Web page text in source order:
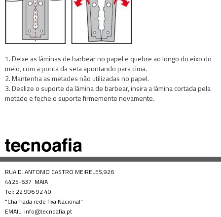
1. Deixe as lâminas de barbear no papel e quebre ao longo do eixo do
meio, com a ponta da seta apontando para cima.
2. Mantenha as metades não utilizadas no papel.
3. Deslize o suporte da lâmina de barbear, insira a lâmina cortada pela
metade e feche o suporte firmemente novamente.
RUA D. ANTONIO CASTRO MEIRELES,926
4425-637 MAIA
Tel: 22 906 92 40
"Chamada rede fixa Nacional"
EMAIL: info@tecnoafia.pt